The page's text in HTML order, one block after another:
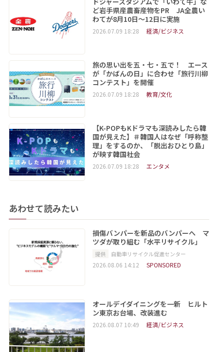
ど岩手県産農畜産物をPR JA全農い
わてが8月10日～12日に実施
2026.07.09 18:28 経済/ビジネス
旅の思い出を五・七・五で！ エース
が「かばんの日」に合わせ「旅行川柳
コンテスト」を開催
2026.07.09 18:28 教育/文化
【K-POPもKドラマも深読みしたら韓
国が見えた】＃韓国人はなぜ「呼称整
理」をするのか、「脱出おひとり島」
が映す韓国社会
2026.07.09 18:28 エンタメ
あわせて読みたい
損傷バンパーを新品のバンパーへ マ
ツダが取り組む「水平リサイクル」
提供 自動車リサイクル促進センター
2026.08.06 14:12 SPONSORED
オールデイダイニングを一新 ヒルト
ン東京お台場、改装進む
2026.08.07 10:49 経済/ビジネス